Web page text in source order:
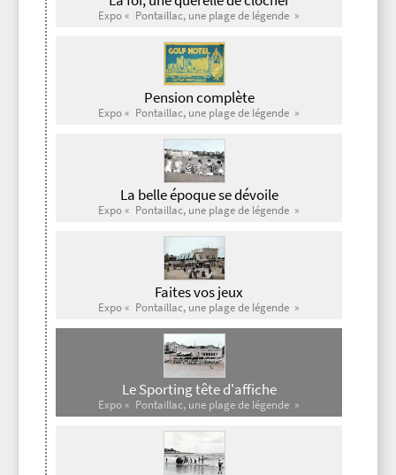
Expo « Pontaillac, une plage de légende »
Pension complète
Expo « Pontaillac, une plage de légende »
La belle époque se dévoile
Expo « Pontaillac, une plage de légende »
Faites vos jeux
Expo « Pontaillac, une plage de légende »
Le Sporting tête d'affiche
Expo « Pontaillac, une plage de légende »